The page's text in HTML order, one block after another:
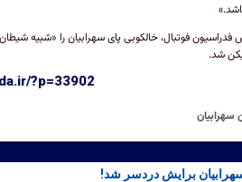
فوتبال، خالکوبی پای سهرابیان را «شبیه
شد.
?p=33902
سهرابیان
برایش دردسر شد!